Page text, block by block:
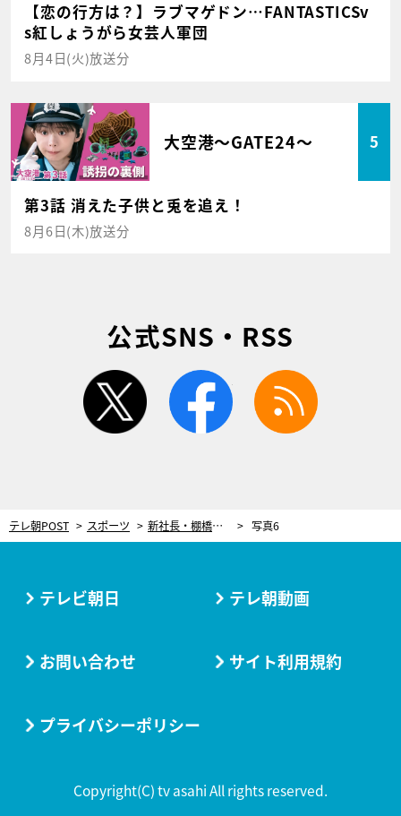
【恋の行方は？】ラブマゲドン…FANTASTICSv
s紅しょうがら女芸人軍団
8月4日(火)放送分
大空港～GATE24～ 5
第3話 消えた子供と兎を追え！
8月6日(木)放送分
公式SNS・RSS
twitter facebook
テレ朝POST スポーツ 新社長・棚橋弘至、就任後からいきなり大一番！1.4東京ドームで“絶対王者”に挑戦 写真6
テレビ朝日 テレ朝動画
お問い合わせ サイト利用規約
プライバシーポリシー
Copyright(C) tv asahi All rights reserved.